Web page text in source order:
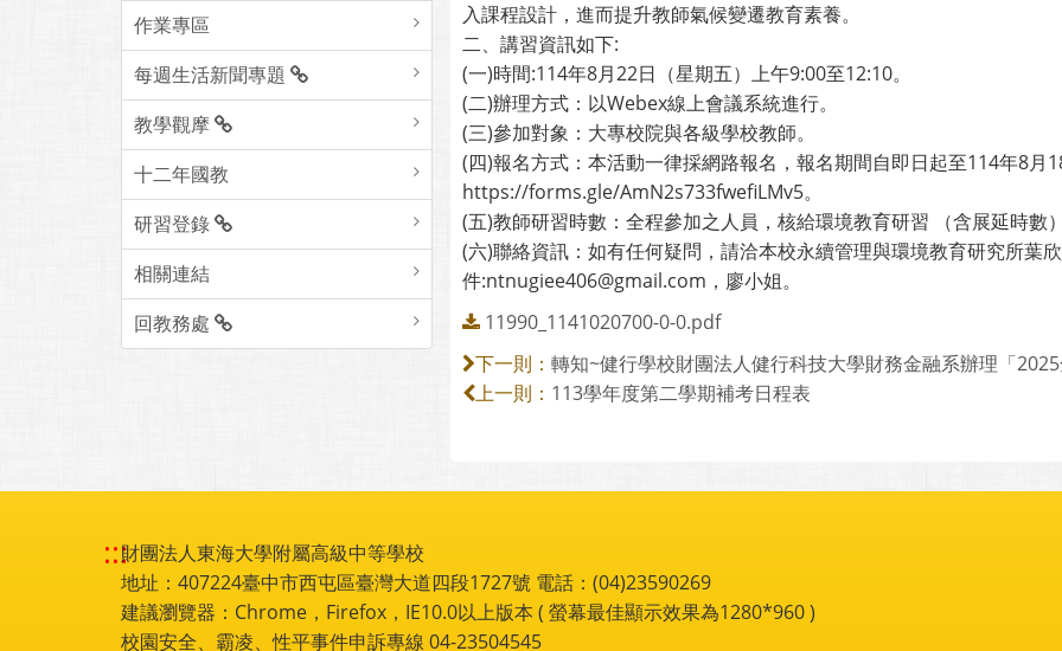
作業專區
每週生活新聞專題
教學觀摩
十二年國教
研習登錄
相關連結
回教務處
入課程設計，進而提升教師氣候變遷教育素養。
二、講習資訊如下:
(一)時間:114年8月22日（星期五）上午9:00至12:10。
(二)辦理方式：以Webex線上會議系統進行。
(三)參加對象：大專校院與各級學校教師。
(四)報名方式：本活動一律採網路報名，報名期間自即日起至114年8月
https://forms.gle/AmN2s733fwefiLMv5。
(五)教師研習時數：全程參加之人員，核給環境教育研習 （含展延時
(六)聯絡資訊：如有任何疑問，請洽本校永續管理與環境教育研究所葉
件:ntnugiee406@gmail.com，廖小姐。
11990_1141020700-0-0.pdf
下一則： 轉知~健行學校財團法人健行科技大學財務金融系辦理「
上一則： 113學年度第二學期補考日程表
:::財團法人東海大學附屬高級中等學校
地址：407224臺中市西屯區臺灣大道四段1727號 電話：(04)23590269
建議瀏覽器：Chrome，Firefox，IE10.0以上版本 ( 螢幕最佳顯示效果為1280*960 )
校園安全、霸凌、性平事件申訴專線 04-23504545